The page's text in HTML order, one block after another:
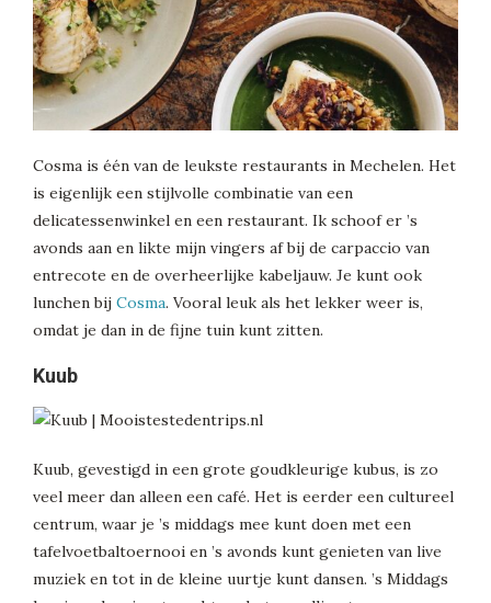
Cosma is één van de leukste restaurants in Mechelen. Het
is eigenlijk een stijlvolle combinatie van een
delicatessenwinkel en een restaurant. Ik schoof er ’s
avonds aan en likte mijn vingers af bij de carpaccio van
entrecote en de overheerlijke kabeljauw. Je kunt ook
lunchen bij Cosma. Vooral leuk als het lekker weer is,
omdat je dan in de fijne tuin kunt zitten.
Kuub
Kuub, gevestigd in een grote goudkleurige kubus, is zo
veel meer dan alleen een café. Het is eerder een cultureel
centrum, waar je ’s middags mee kunt doen met een
tafelvoetbaltoernooi en ’s avonds kunt genieten van live
muziek en tot in de kleine uurtje kunt dansen. ’s Middags